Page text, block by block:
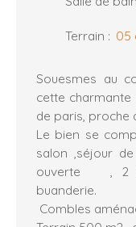
Terrain : 05
Souesmes au
cette
de paris, proche
Le bien se
salon ,séjour
ouverte , 2
buanderie.
Combles